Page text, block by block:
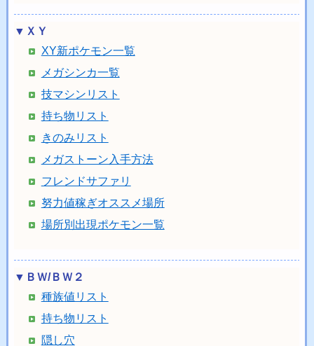
▼ＸＹ
XY新ポケモン一覧
メガシンカ一覧
技マシンリスト
持ち物リスト
きのみリスト
メガストーン入手方法
フレンドサファリ
努力値稼ぎオススメ場所
場所別出現ポケモン一覧
▼ＢＷ/ＢＷ２
種族値リスト
持ち物リスト
隠し穴